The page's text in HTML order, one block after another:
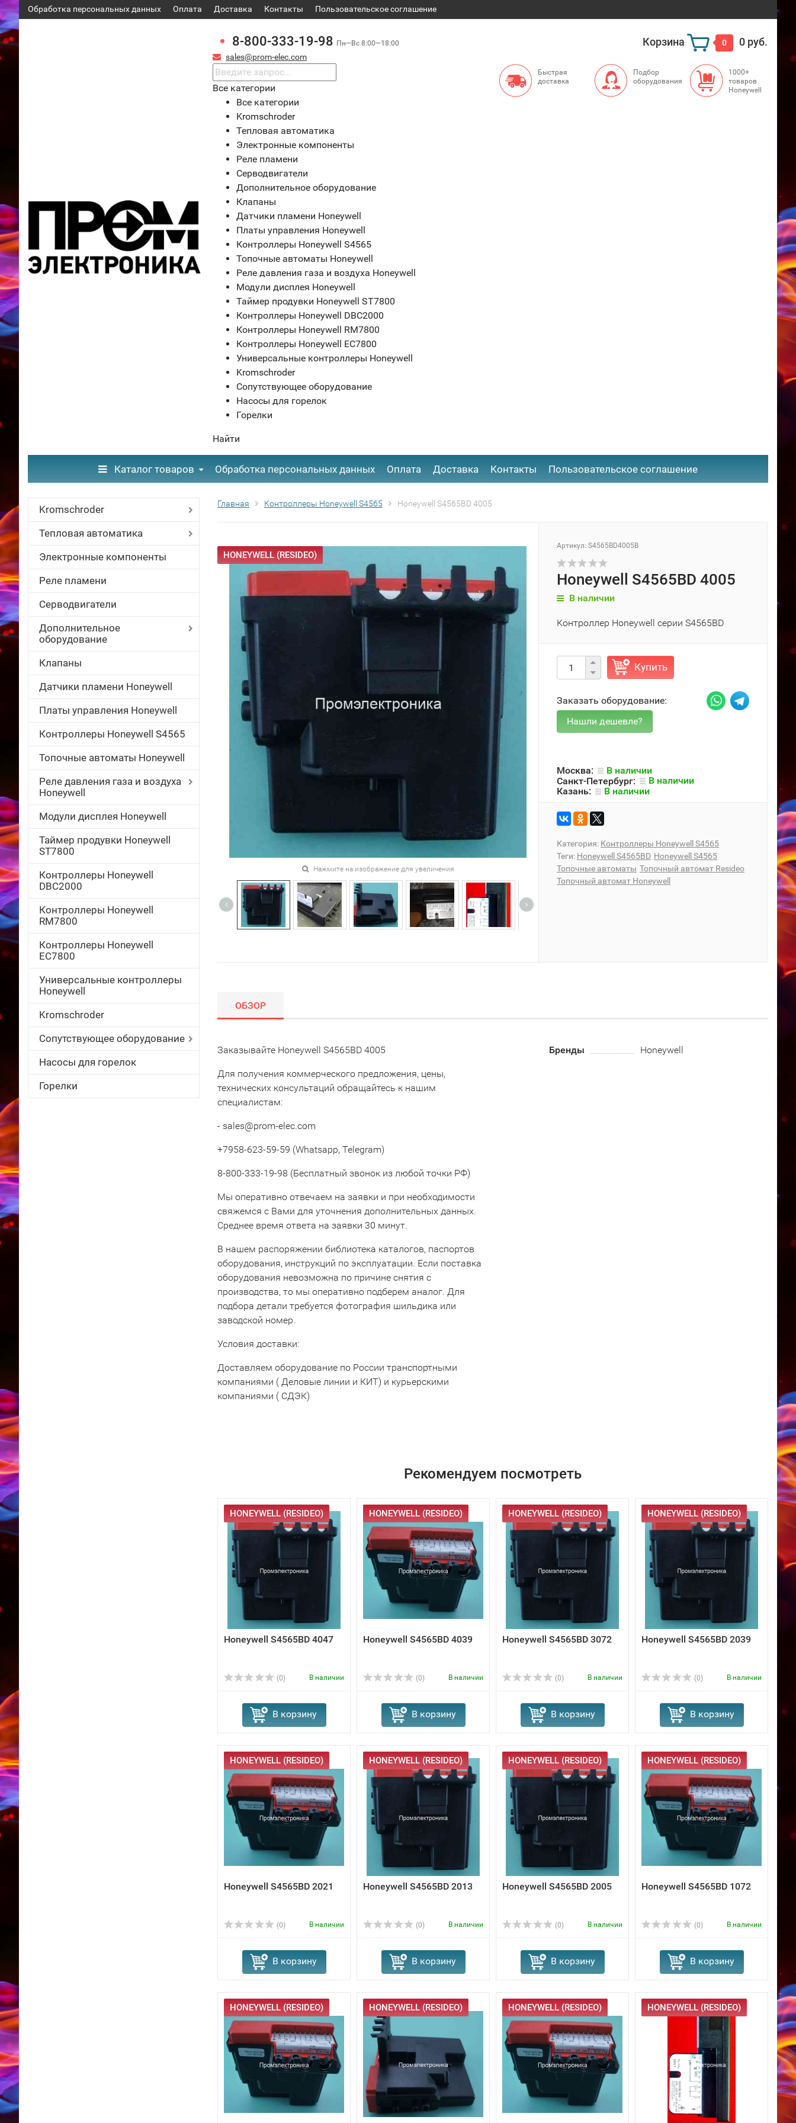
Обработка персональных данных Оплата Доставка Контакты ​Пользовательское соглашение
8-800-333-19-98 Пн—Вс 8:00—18:00
sales@prom-elec.com
Корзина 0 0 руб.
Все категории
Все категории
Kromschroder
Тепловая автоматика
Электронные компоненты
Реле пламени
Серводвигатели
Дополнительное оборудование
Клапаны
Датчики пламени Honeywell
Платы управления Honeywell
Контроллеры Honeywell S4565
Топочные автоматы Honeywell
Реле давления газа и воздуха Honeywell
Модули дисплея Honeywell
Таймер продувки Honeywell ST7800
Контроллеры Honeywell DBC2000
Контроллеры Honeywell RM7800
Контроллеры Honeywell EC7800
Универсальные контроллеры Honeywell
Kromschroder
Сопутствующее оборудование
Насосы для горелок
Горелки
Найти
Быстрая
доставка
Подбор
оборудования
1000+
товаров
Honeywell
Каталог товаров Обработка персональных данных Оплата Доставка Контакты ​Пользовательское соглашение
Kromschroder
Тепловая автоматика
Электронные компоненты
Реле пламени
Серводвигатели
Дополнительное
оборудование
Клапаны
Датчики пламени Honeywell
Платы управления Honeywell
Контроллеры Honeywell S4565
Топочные автоматы Honeywell
Реле давления газа и воздуха
Honeywell
Модули дисплея Honeywell
Таймер продувки Honeywell
ST7800
Контроллеры Honeywell
DBC2000
Контроллеры Honeywell
RM7800
Контроллеры Honeywell
EC7800
Универсальные контроллеры
Honeywell
Kromschroder
Сопутствующее оборудование
Насосы для горелок
Горелки
Главная Контроллеры Honeywell S4565 Honeywell S4565BD 4005
HONEYWELL (RESIDEO)
Нажмите на изображение для увеличения
Артикул: S4565BD4005B
Honeywell S4565BD 4005
В наличии
Контроллер Honeywell серии S4565BD
Купить
Заказать оборудование:
Москва:
В наличии
Санкт-Петербург:
В наличии
Казань:
В наличии
Категория: Контроллеры Honeywell S4565
Теги: Honeywell S4565BD Honeywell S4565
Топочные автоматы Топочный автомат Resideo
Топочный автомат Honeywell
ОБЗОР
Заказывайте Honeywell S4565BD 4005
Для получения коммерческого предложения, цены,
технических консультаций обращайтесь к нашим
специалистам:
- sales@prom-elec.com
+7958-623-59-59 (Whatsapp, Telegram)
8-800-333-19-98 (Бесплатный звонок из любой точки РФ)
Мы оперативно отвечаем на заявки и при необходимости
свяжемся с Вами для уточнения дополнительных данных.
Среднее время ответа на заявки 30 минут.
В нашем распоряжении библиотека каталогов, паспортов
оборудования, инструкций по эксплуатации. Если поставка
оборудования невозможна по причине снятия с
производства, то мы оперативно подберем аналог. Для
подбора детали требуется фотография шильдика или
заводской номер.
Условия доставки:
Доставляем оборудование по России транспортными
компаниями ( Деловые линии и КИТ) и курьерскими
компаниями ( СДЭК)
Бренды Honeywell
Рекомендуем посмотреть
HONEYWELL (RESIDEO)
Honeywell S4565BD 4047
(0) В наличии
В корзину
HONEYWELL (RESIDEO)
Honeywell S4565BD 4039
(0) В наличии
В корзину
HONEYWELL (RESIDEO)
Honeywell S4565BD 3072
(0) В наличии
В корзину
HONEYWELL (RESIDEO)
Honeywell S4565BD 2039
(0) В наличии
В корзину
HONEYWELL (RESIDEO)
Honeywell S4565BD 2021
(0) В наличии
В корзину
HONEYWELL (RESIDEO)
Honeywell S4565BD 2013
(0) В наличии
В корзину
HONEYWELL (RESIDEO)
Honeywell S4565BD 2005
(0) В наличии
В корзину
HONEYWELL (RESIDEO)
Honeywell S4565BD 1072
(0) В наличии
В корзину
HONEYWELL (RESIDEO) HONEYWELL (RESIDEO) HONEYWELL (RESIDEO) HONEYWELL (RESIDEO)